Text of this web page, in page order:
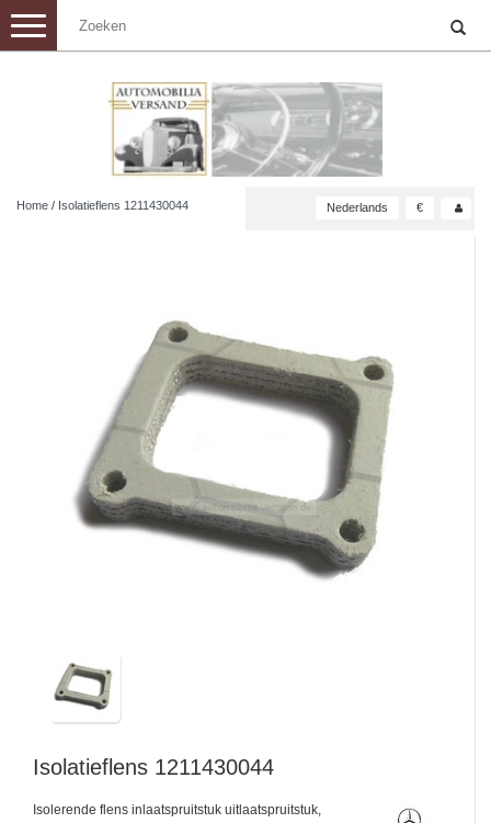
Toggle
navigation
Home / Isolatieflens 1211430044 Nederlands €
Isolatieflens 1211430044
Isolerende flens inlaatspruitstuk uitlaatspruitstuk,